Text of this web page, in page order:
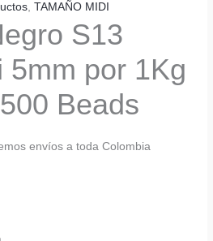
,TAMAÑO MIDI
S13
5mm por 1Kg
Beads
envíos a toda Colombia